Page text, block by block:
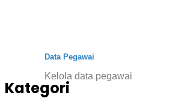
Data Pegawai
Kelola data pegawai
Kategori